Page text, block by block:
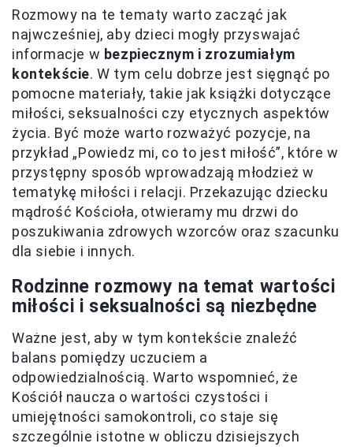
Rozmowy na te tematy warto zacząć jak
najwcześniej, aby dzieci mogły przyswajać
informacje w bezpiecznym i zrozumiałym
kontekście. W tym celu dobrze jest sięgnąć po
pomocne materiały, takie jak książki dotyczące
miłości, seksualności czy etycznych aspektów
życia. Być może warto rozważyć pozycje, na
przykład „Powiedz mi, co to jest miłość”, które w
przystępny sposób wprowadzają młodzież w
tematykę miłości i relacji. Przekazując dziecku
mądrość Kościoła, otwieramy mu drzwi do
poszukiwania zdrowych wzorców oraz szacunku
dla siebie i innych.
Rodzinne rozmowy na temat wartości
miłości i seksualności są niezbędne
Ważne jest, aby w tym kontekście znaleźć
balans pomiędzy uczuciem a
odpowiedzialnością. Warto wspomnieć, że
Kościół naucza o wartości czystości i
umiejętności samokontroli, co staje się
szczególnie istotne w obliczu dzisiejszych